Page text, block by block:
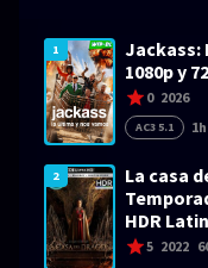
1
Jackass:
1080p y
0 2026
AC3 5.1
2
La casa
HDR
5 2022